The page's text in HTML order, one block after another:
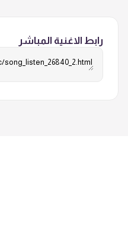
رابط الاغنية المباشر